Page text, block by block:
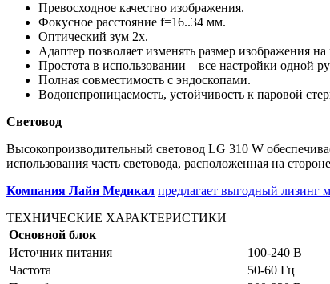
Превосходное качество изображения.
Фокусное расстояние f=16..34 мм.
Оптический зум 2х.
Адаптер позволяет изменять размер изображения
Простота в использовании – все настройки одной
Полная совместимость с эндоскопами.
Водонепроницаемость, устойчивость к паровой
Световод
Высокопроизводительный световод LG 310 W
использования часть световода, расположенная на
Компания Лайн Медикал предлагает выгодный лизинг
ТЕХНИЧЕСКИЕ ХАРАКТЕРИСТИКИ
Основной блок
Источник питания
100-240 В
Частота
50-60 Гц